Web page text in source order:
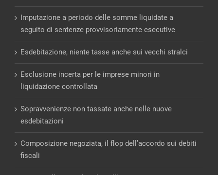
Imputazione a periodo delle somme liquidate a
seguito di sentenze provvisoriamente esecutive
Esdebitazione, niente tasse anche sui vecchi stralci
Esclusione incerta per le imprese minori in
liquidazione controllata
Sopravvenienze non tassate anche nelle nuove
esdebitazioni
Composizione negoziata, il flop dell’accordo sui debiti
fiscali